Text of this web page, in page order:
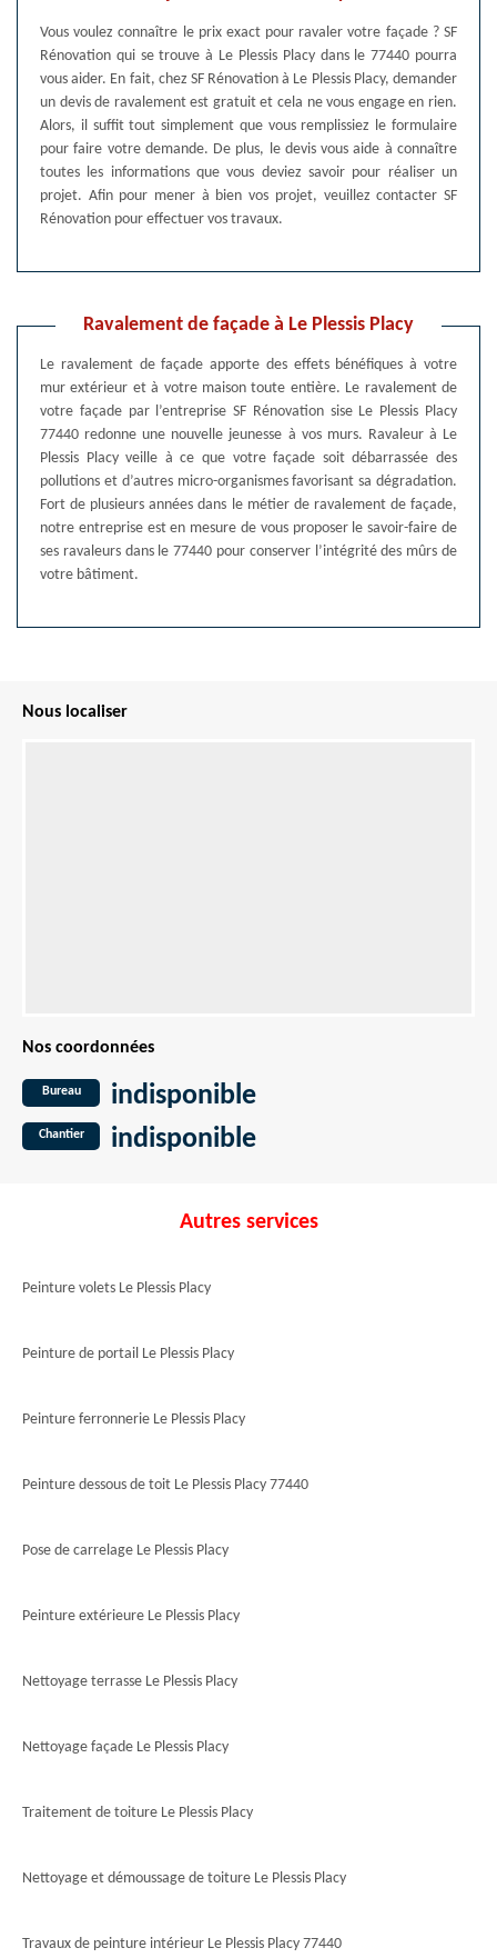
Vous voulez connaître le prix exact pour ravaler votre façade ? SF
Rénovation qui se trouve à Le Plessis Placy dans le 77440 pourra
vous aider. En fait, chez SF Rénovation à Le Plessis Placy, demander
un devis de ravalement est gratuit et cela ne vous engage en rien.
Alors, il suffit tout simplement que vous remplissiez le formulaire
pour faire votre demande. De plus, le devis vous aide à connaître
toutes les informations que vous deviez savoir pour réaliser un
projet. Afin pour mener à bien vos projet, veuillez contacter SF
Rénovation pour effectuer vos travaux.
Ravalement de façade à Le Plessis Placy
Le ravalement de façade apporte des effets bénéfiques à votre
mur extérieur et à votre maison toute entière. Le ravalement de
votre façade par l’entreprise SF Rénovation sise Le Plessis Placy
77440 redonne une nouvelle jeunesse à vos murs. Ravaleur à Le
Plessis Placy veille à ce que votre façade soit débarrassée des
pollutions et d’autres micro-organismes favorisant sa dégradation.
Fort de plusieurs années dans le métier de ravalement de façade,
notre entreprise est en mesure de vous proposer le savoir-faire de
ses ravaleurs dans le 77440 pour conserver l’intégrité des mûrs de
votre bâtiment.
Nous localiser
Nos coordonnées
Bureau indisponible
Chantier indisponible
Autres services
Peinture volets Le Plessis Placy
Peinture de portail Le Plessis Placy
Peinture ferronnerie Le Plessis Placy
Peinture dessous de toit Le Plessis Placy 77440
Pose de carrelage Le Plessis Placy
Peinture extérieure Le Plessis Placy
Nettoyage terrasse Le Plessis Placy
Nettoyage façade Le Plessis Placy
Traitement de toiture Le Plessis Placy
Nettoyage et démoussage de toiture Le Plessis Placy
Travaux de peinture intérieur Le Plessis Placy 77440